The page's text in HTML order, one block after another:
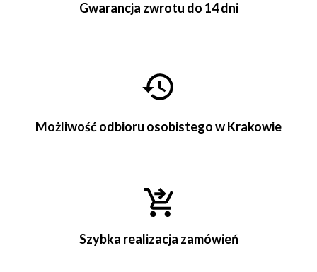
Gwarancja zwrotu do 14 dni
Możliwość odbioru osobistego w Krakowie
Szybka realizacja zamówień